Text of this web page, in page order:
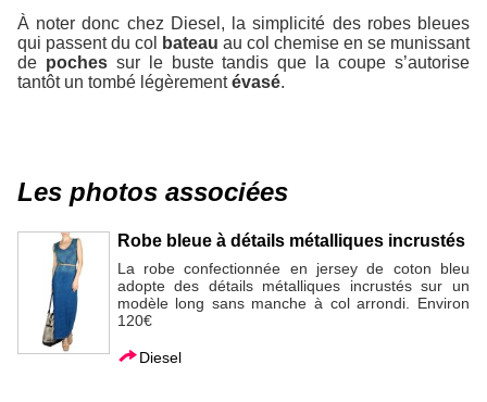
À noter donc chez Diesel, la simplicité des robes bleues
qui passent du col
bateau au col chemise en se munissant
de pochessur le buste tandis que la coupe s’autorise
tantôt un tombé légèrementévasé.
Les photos associées
Robe bleue à détails métalliques incrustés
La robe confectionnée en jersey de coton bleu
adopte des détails métalliques incrustés sur un
modèle long sans manche à col arrondi. Environ
120€
Diesel